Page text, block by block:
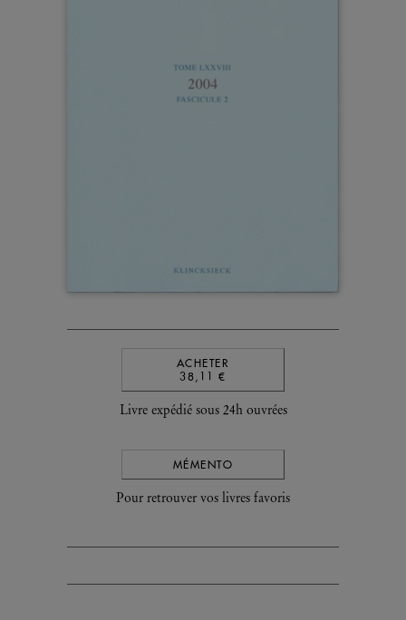
ACHETER
38,11 €
Livre expédié sous 24h ouvrées
MÉMENTO
Pour retrouver vos livres favoris